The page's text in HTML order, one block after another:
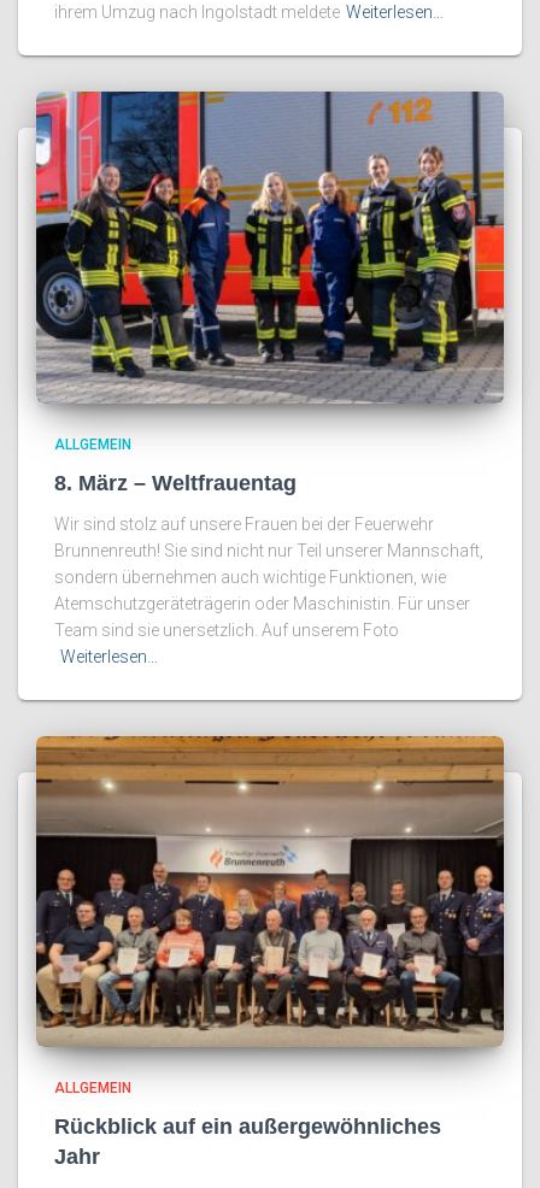
ihrem Umzug nach Ingolstadt meldete Weiterlesen…
ALLGEMEIN
8. März – Weltfrauentag
Wir sind stolz auf unsere Frauen bei der Feuerwehr
Brunnenreuth! Sie sind nicht nur Teil unserer Mannschaft,
sondern übernehmen auch wichtige Funktionen, wie
Atemschutzgeräteträgerin oder Maschinistin. Für unser
Team sind sie unersetzlich. Auf unserem Foto
Weiterlesen…
ALLGEMEIN
Rückblick auf ein außergewöhnliches
Jahr